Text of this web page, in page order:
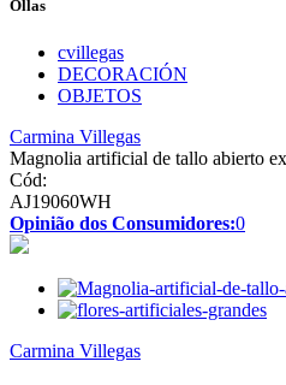
Ollas
cvillegas
DECORACIÓN
OBJETOS
Carmina Villegas
Magnolia artificial de tallo abierto
Cód:
AJ19060WH
Opinião dos Consumidores:0
Carmina Villegas